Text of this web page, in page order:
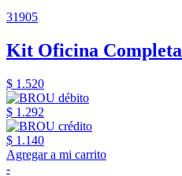
31905
Kit Oficina Completa
$ 1.520
$ 1.292
$ 1.140
Agregar a mi carrito
-